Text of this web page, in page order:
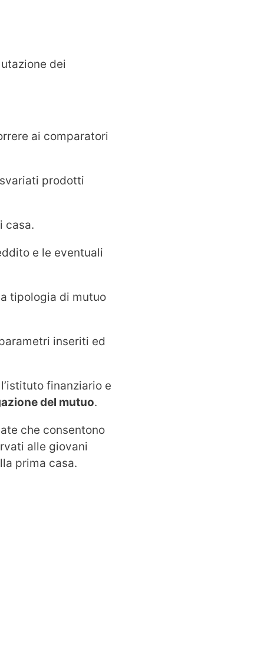
dei
ai comparatori
prodotti
casa.
e le eventuali
tipologia di mutuo
inseriti ed
finanziario e
del mutuo.
che consentono
alle giovani
prima casa.